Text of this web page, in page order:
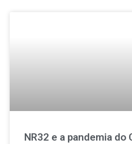
NR32 e a pandemia do